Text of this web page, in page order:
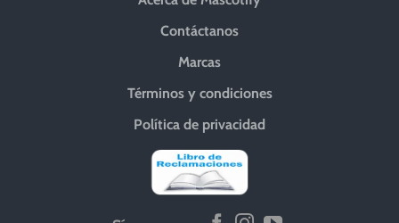
Contáctanos
Marcas
Términos y condiciones
Política de privacidad